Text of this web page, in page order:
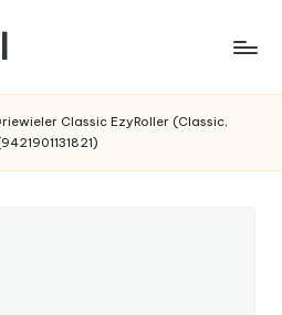
Classic EzyRoller (Classic,